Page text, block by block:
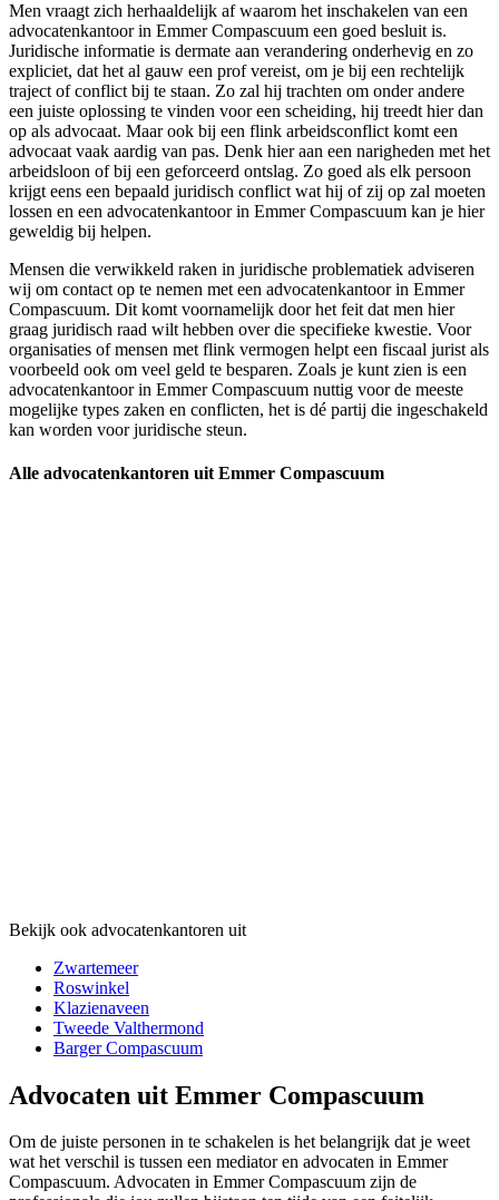
Men vraagt zich herhaaldelijk af waarom het inschakelen van een
advocatenkantoor in Emmer Compascuum een goed besluit is.
Juridische informatie is dermate aan verandering onderhevig en zo
expliciet, dat het al gauw een prof vereist, om je bij een rechtelijk
traject of conflict bij te staan. Zo zal hij trachten om onder andere
een juiste oplossing te vinden voor een scheiding, hij treedt hier dan
op als advocaat. Maar ook bij een flink arbeidsconflict komt een
advocaat vaak aardig van pas. Denk hier aan een narigheden met het
arbeidsloon of bij een geforceerd ontslag. Zo goed als elk persoon
krijgt eens een bepaald juridisch conflict wat hij of zij op zal moeten
lossen en een advocatenkantoor in Emmer Compascuum kan je hier
geweldig bij helpen.
Mensen die verwikkeld raken in juridische problematiek adviseren
wij om contact op te nemen met een advocatenkantoor in Emmer
Compascuum. Dit komt voornamelijk door het feit dat men hier
graag juridisch raad wilt hebben over die specifieke kwestie. Voor
organisaties of mensen met flink vermogen helpt een fiscaal jurist als
voorbeeld ook om veel geld te besparen. Zoals je kunt zien is een
advocatenkantoor in Emmer Compascuum nuttig voor de meeste
mogelijke types zaken en conflicten, het is dé partij die ingeschakeld
kan worden voor juridische steun.
Alle advocatenkantoren uit Emmer Compascuum
Bekijk ook advocatenkantoren uit
Zwartemeer
Roswinkel
Klazienaveen
Tweede Valthermond
Barger Compascuum
Advocaten uit Emmer Compascuum
Om de juiste personen in te schakelen is het belangrijk dat je weet
wat het verschil is tussen een mediator en advocaten in Emmer
Compascuum. Advocaten in Emmer Compascuum zijn de